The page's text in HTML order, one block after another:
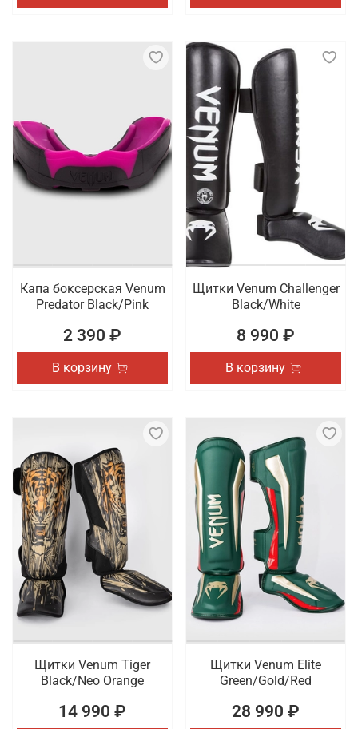
Капа боксерская Venum
Predator Black/Pink
2 390 ₽
В корзину
Щитки Venum Challenger
Black/White
8 990 ₽
В корзину
Щитки Venum Tiger
Black/Neo Orange
14 990 ₽
Щитки Venum Elite
Green/Gold/Red
28 990 ₽